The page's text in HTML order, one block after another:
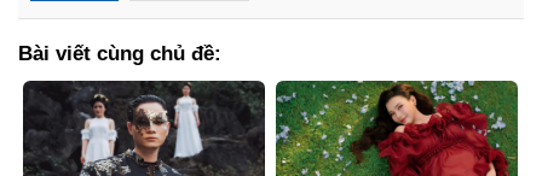
Bài viết cùng chủ đề: